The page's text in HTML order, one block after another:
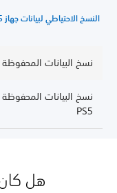
النسخ الاحتياطي لبيانات جهاز PS5 على وحدة ذاكرة USB
نسخ البيانات المحفوظة (PS4) إلى وحدة ذاكرة USB
PS5
هل كان